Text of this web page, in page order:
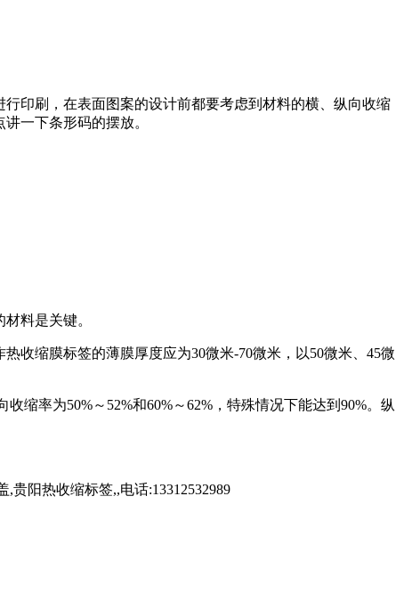
印刷，在表面图案的设计前都要考虑到材料的横、纵向收缩
一下条形码的摆放。
料是关键。
收缩膜标签的薄膜厚度应为30微米-70微米，以50微米、45微
缩率为50%～52%和60%～62%，特殊情况下能达到90%。纵
阳热收缩标签,,电话:13312532989